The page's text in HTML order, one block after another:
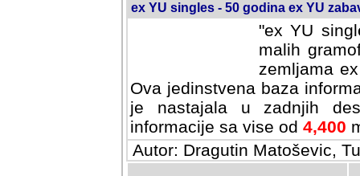
ex YU singles - 50 godina ex YU
"ex YU
malih
zemljama
Ova jedinstvena baza
je nastajala u zadnjih
informacije sa vise od 4,400
Autor: Dragutin Matoševic,